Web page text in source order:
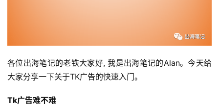
各位出海笔记的老铁大家好, 我是出海笔记的Alan。今天给
大家分享一下关于TK广告的快速入门。
Tk广告难不难